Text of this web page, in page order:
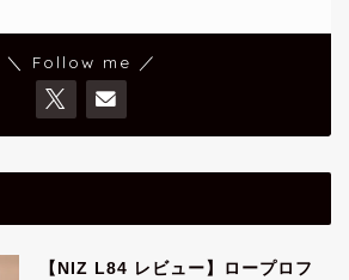
＼ Follow me ／
【NIZ L84 レビュー】ロープロフ